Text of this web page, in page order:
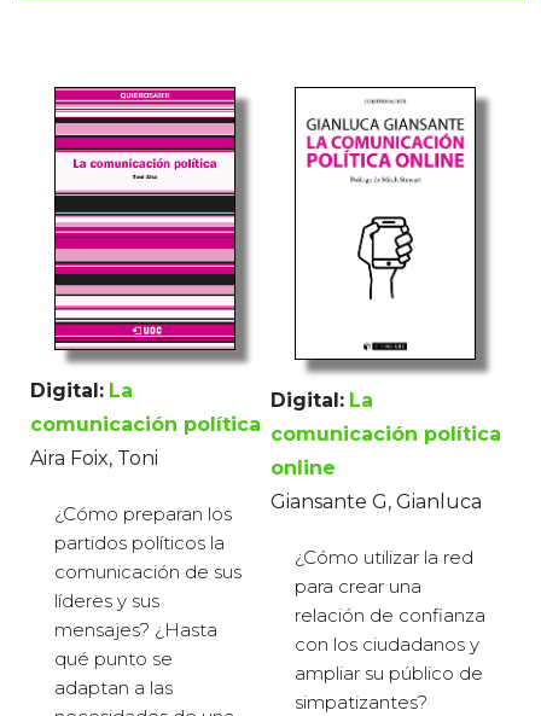
Digital: La
comunicación política
Aira Foix, Toni
¿Cómo preparan los
partidos políticos la
comunicación de sus
líderes y sus
mensajes? ¿Hasta
qué punto se
adaptan a las
Digital: La
comunicación política
online
Giansante G, Gianluca
¿Cómo utilizar la red
para crear una
relación de confianza
con los ciudadanos y
ampliar su público de
simpatizantes?